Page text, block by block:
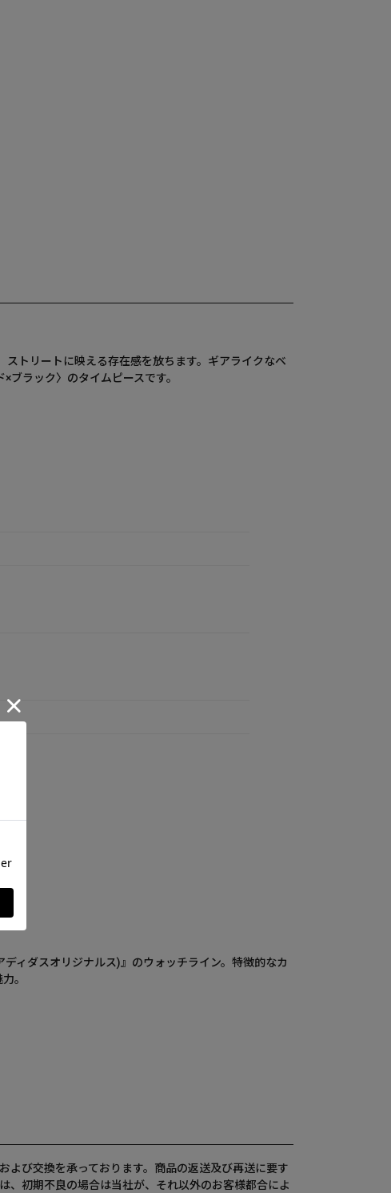
トリートに映える存在感を放ちます。ギアライクなベ
ラック〉のタイムピースです。
ィダスオリジナルス)』のウォッチライン。特徴的なカ
。
よび交換を承っております。商品の返送及び再送に要す
、初期不良の場合は当社が、それ以外のお客様都合によ